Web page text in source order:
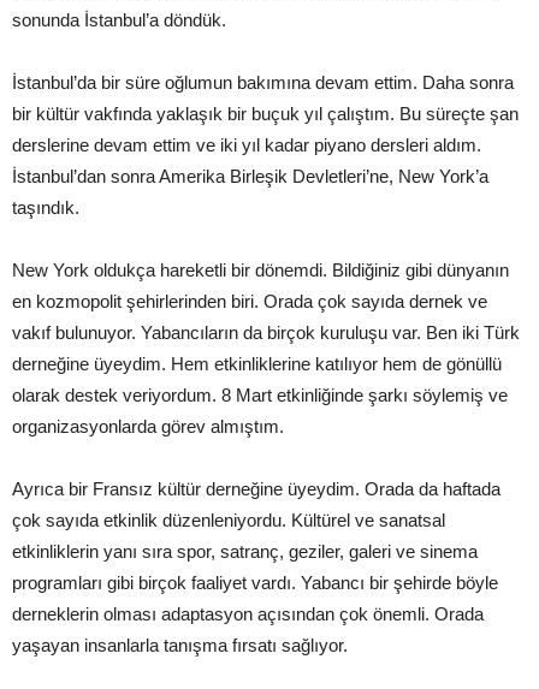
sonunda İstanbul’a döndük.
İstanbul’da bir süre oğlumun bakımına devam ettim. Daha sonra
bir kültür vakfında yaklaşık bir buçuk yıl çalıştım. Bu süreçte şan
derslerine devam ettim ve iki yıl kadar piyano dersleri aldım.
İstanbul’dan sonra Amerika Birleşik Devletleri’ne, New York’a
taşındık.
New York oldukça hareketli bir dönemdi. Bildiğiniz gibi dünyanın
en kozmopolit şehirlerinden biri. Orada çok sayıda dernek ve
vakıf bulunuyor. Yabancıların da birçok kuruluşu var. Ben iki Türk
derneğine üyeydim. Hem etkinliklerine katılıyor hem de gönüllü
olarak destek veriyordum. 8 Mart etkinliğinde şarkı söylemiş ve
organizasyonlarda görev almıştım.
Ayrıca bir Fransız kültür derneğine üyeydim. Orada da haftada
çok sayıda etkinlik düzenleniyordu. Kültürel ve sanatsal
etkinliklerin yanı sıra spor, satranç, geziler, galeri ve sinema
programları gibi birçok faaliyet vardı. Yabancı bir şehirde böyle
derneklerin olması adaptasyon açısından çok önemli. Orada
yaşayan insanlarla tanışma fırsatı sağlıyor.